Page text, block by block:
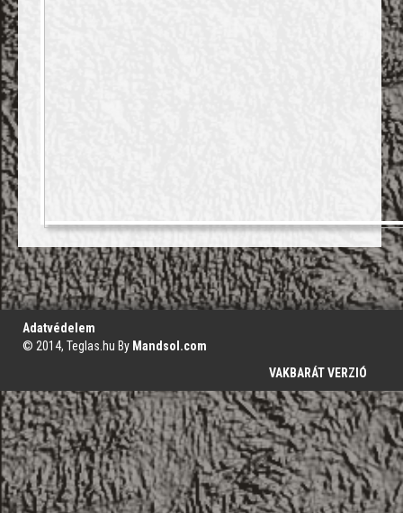
';
Adatvédelem
© 2014, Teglas.hu By Mandsol.com
VAKBARÁT VERZIÓ